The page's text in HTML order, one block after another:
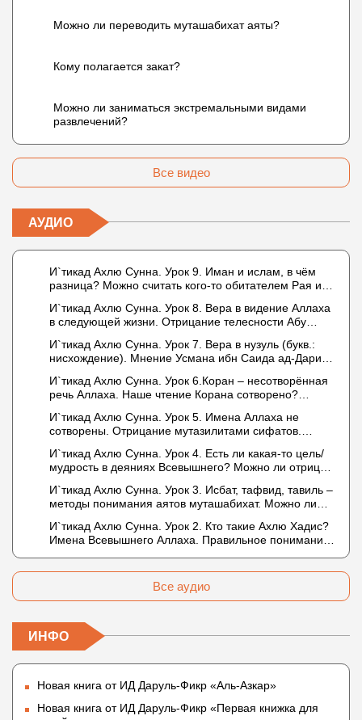
Можно ли переводить муташабихат аяты?
Кому полагается закат?
Можно ли заниматься экстремальными видами
развлечений?
Все видео
АУДИО
И`тикад Ахлю Сунна. Урок 9. Иман и ислам, в чём
разница? Можно считать кого-то обитателем Рая или
И`тикад Ахлю Сунна. Урок 8. Вера в видение Аллаха
в следующей жизни. Отрицание телесности Абу
Усмана ибн Саида ад-Дарими. Иман – это слова,
дела и познание
И`тикад Ахлю Сунна. Урок 7. Вера в нузуль (букв.:
нисхождение). Мнение Усмана ибн Саида ад-Дарими
описывается физическим движением?
И`тикад Ахлю Сунна. Урок 6.Коран – несотворённая
речь Аллаха. Наше чтение Корана сотворено?
И`тикад Ахлю Сунна. Урок 5. Имена Аллаха не
сотворены. Отрицание мутазилитами сифатов.
И`тикад Ахлю Сунна. Урок 4. Есть ли какая-то цель/
мудрость в деяниях Всевышнего? Можно ли отрицать
не пришло в Коране и Сунне? Концепция ибн
Таймийи
И`тикад Ахлю Сунна. Урок 3. Исбат, тафвид, тавиль –
методы понимания аятов муташабихат. Можно ли
Что означает утверждение сифата «биля кейфа»
(без образа)?
И`тикад Ахлю Сунна. Урок 2. Кто такие Ахлю Хадис?
Имена Всевышнего Аллаха. Правильное понимание
Все аудио
ИНФО
Новая книга от ИД Даруль-Фикр «Аль-Азкар»
Новая книга от ИД Даруль-Фикр «Первая книжка для